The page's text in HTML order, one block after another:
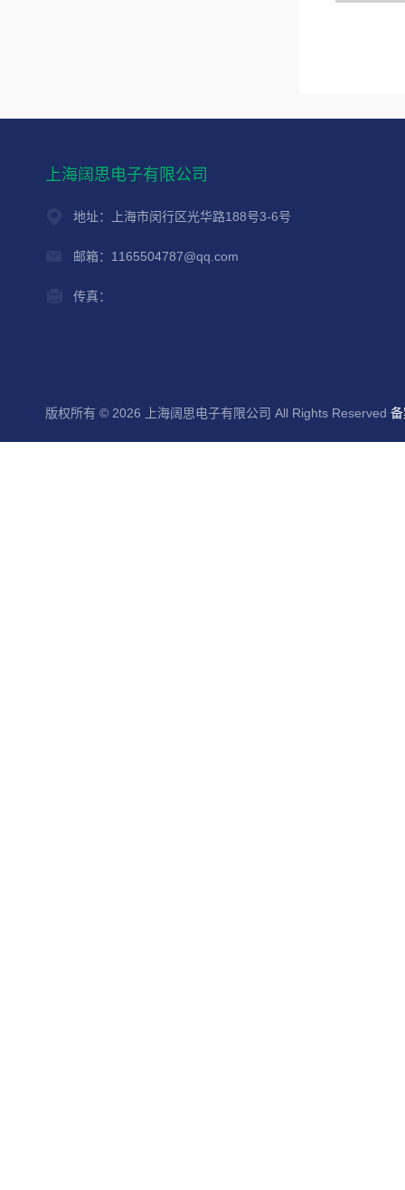
上海阔思电子有限公司
地址：上海市闵行区光华路188号3-6号
邮箱：1165504787@qq.com
传真：
版权所有 © 2026 上海阔思电子有限公司 All Rights Reserved